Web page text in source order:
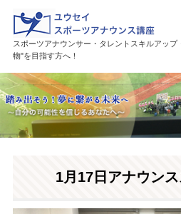
スポーツアナウンサー・タレントスキルアップ
物"を目指す方へ！
HOME
講座紹介
活躍中の卒業生・受講生
お問い合わせ
1月17日アナウン